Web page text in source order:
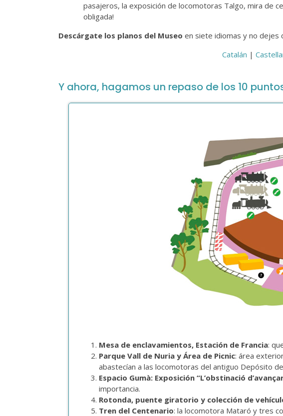
pasajeros, la exposición de locomotoras Talgo, mira de
obligada!
Descárgate los planos del Museo en siete idiomas y no dejes
Catalán |
Y ahora, hagamos un repaso de los 10
Mesa de enclavamientos, Estación de Francia:
Parque Vall de Nuria y Área de Picnic: área
abastecían a las locomotoras del antiguo Depósito
Espacio Gumà: Exposición “L’obstinació
importancia.
Rotonda, puente giratorio y colección de
Tren del Centenario: la locomotora Mataró y tres